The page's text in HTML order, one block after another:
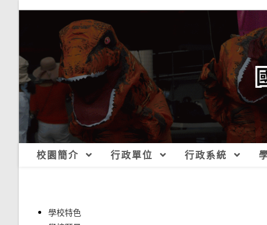
校園簡介 行政單位 行政系統
學校特色